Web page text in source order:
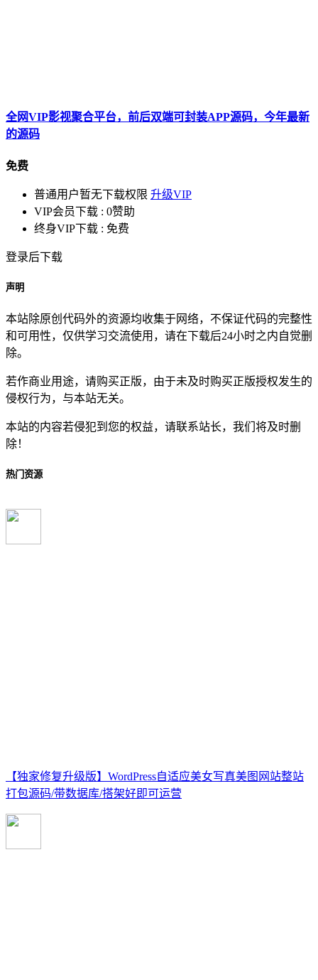
全网VIP影视聚合平台，前后双端可封装APP源码，今年最新
的源码
免费
普通用户暂无下载权限 升级VIP
VIP会员下载 : 0赞助
终身VIP下载 : 免费
登录后下载
声明
本站除原创代码外的资源均收集于网络，不保证代码的完整性
和可用性，仅供学习交流使用，请在下载后24小时之内自觉删
除。
若作商业用途，请购买正版，由于未及时购买正版授权发生的
侵权行为，与本站无关。
本站的内容若侵犯到您的权益，请联系站长，我们将及时删
除！
热门资源
【独家修复升级版】WordPress自适应美女写真美图网站整站
打包源码/带数据库/搭架好即可运营